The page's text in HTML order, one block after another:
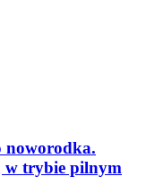
noworodka.
w trybie pilnym